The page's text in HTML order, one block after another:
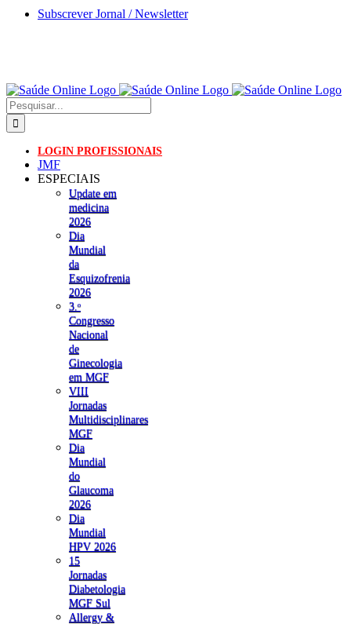
Skip
Subscrever Jornal / Newsletter
Pesquisar
LOGIN PROFISSIONAIS
JMF
ESPECIAIS
Update em
medicina
2026
Dia
Mundial
da
Esquizofrenia
2026
3.ᵒ
Congresso
Nacional
de
Ginecologia
em MGF
VIII
Jornadas
Multidisciplinares
MGF
Dia
Mundial
do
Glaucoma
2026
Dia
Mundial
HPV 2026
15
Jornadas
Diabetologia
MGF Sul
Allergy &